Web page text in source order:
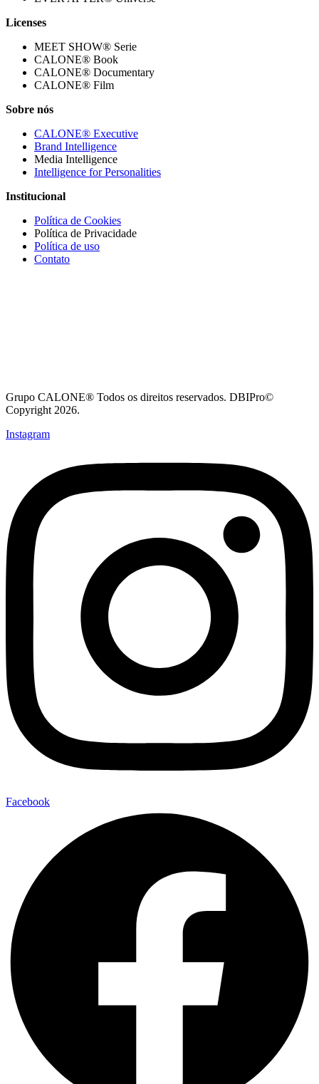
Licenses
MEET SHOW® Serie
CALONE® Book
CALONE® Documentary
CALONE® Film
Sobre nós
CALONE® Executive
Brand Intelligence
Media Intelligence
Intelligence for Personalities
Institucional
Política de Cookies
Política de Privacidade
Política de uso
Contato
Grupo CALONE® Todos os direitos reservados. DBIPro©
Copyright 2026.
Instagram
Facebook